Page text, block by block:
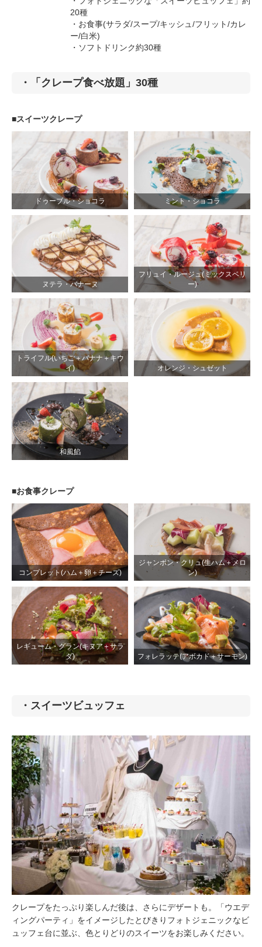
20種
・お食事(サラダ/スープ/キッシュ/フリット/カレ
ー/白米)
・ソフトドリンク約30種
・「クレープ食べ放題」30種
■スイーツクレープ
ドゥーブル・ショコラ ミント・ショコラ
ヌテラ・バナーヌ
フリュイ・ルージュ(ミックスベリ
ー)
トライフル(いちご＋バナナ＋キウ
イ)
オレンジ・シュゼット
和風餡
■お食事クレープ
コンプレット(ハム＋卵＋チーズ)
ジャンボン・クリュ(生ハム＋メロ
ン)
レギューム・グラン(キヌア＋サラ
ダ)
フォレラッテ(アボカド＋サーモン)
・スイーツビュッフェ
クレープをたっぷり楽しんだ後は、さらにデザートも。「ウエデ
ィングパーティ」をイメージしたとびきりフォトジェニックなビ
ュッフェ台に並ぶ、色とりどりのスイーツをお楽しみください。